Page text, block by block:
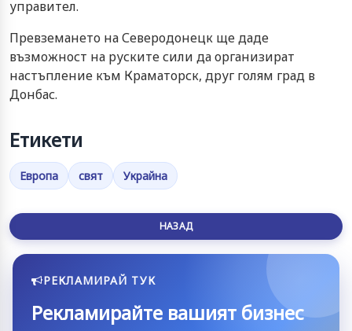
управител.
Превземането на Северодонецк ще даде
възможност на руските сили да организират
настъпление към Краматорск, друг голям град в
Донбас.
Етикети
Европа свят Украйна
НАЗАД
РЕКЛАМИРАЙ ТУК
Рекламирайте вашият бизнес